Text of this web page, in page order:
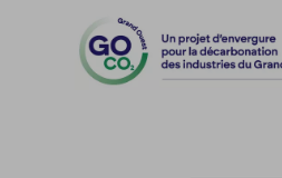
Accèder directement